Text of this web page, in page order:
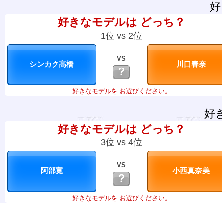
好きなモデルは どっち？
1位 vs 2位
VS
？
好きなモデルを お選びください。
好
好きなモデルは どっち？
3位 vs 4位
VS
？
好きなモデルを お選びください。